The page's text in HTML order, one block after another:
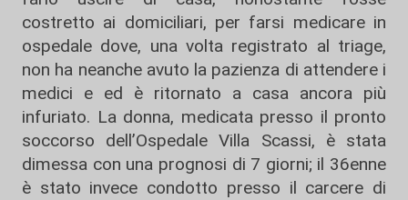
costretto ai domiciliari, per farsi medicare in
ospedale dove, una volta registrato al triage,
non ha neanche avuto la pazienza di attendere i
medici e ed è ritornato a casa ancora più
infuriato. La donna, medicata presso il pronto
soccorso dell’Ospedale Villa Scassi, è stata
dimessa con una prognosi di 7 giorni; il 36enne
è stato invece condotto presso il carcere di